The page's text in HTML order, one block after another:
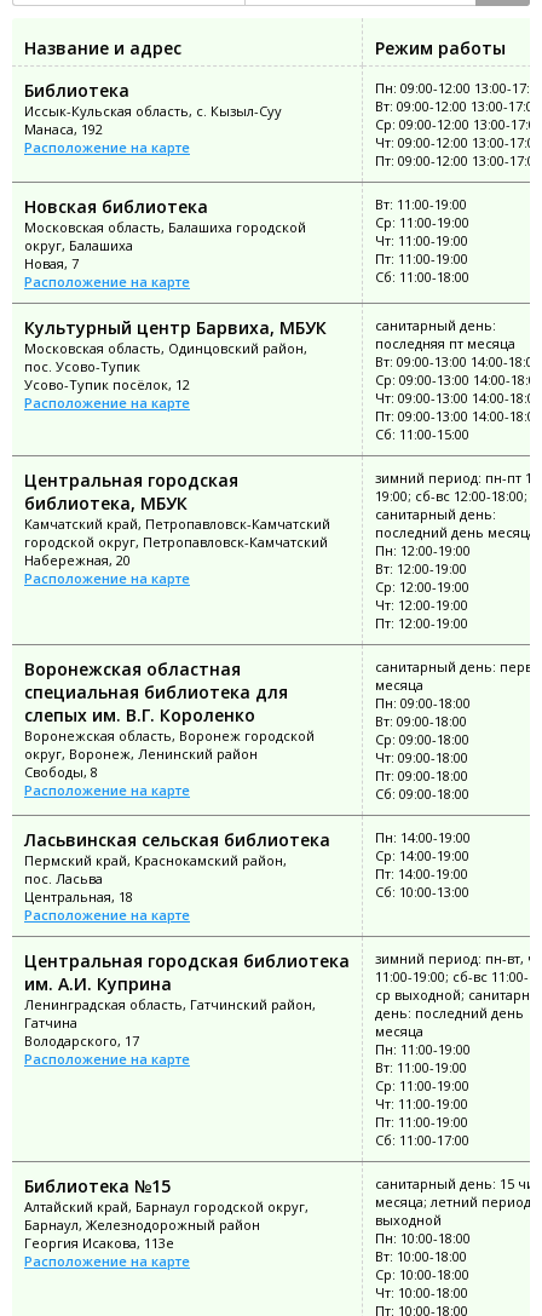
Название и адрес
Режим работы
Библиотека
Иссык-Кульская область, с. Кызыл-Суу
Манаса, 192
Расположение на карте
Пн: 09:00-12:00 13:00-
Вт: 09:00-12:00 13:00-17:00
Ср: 09:00-12:00 13:00-17:00
Чт: 09:00-12:00 13:00-17:00
Пт: 09:00-12:00 13:00-17:00
Новская библиотека
Московская область, Балашиха городской
округ, Балашиха
Новая, 7
Расположение на карте
Вт: 11:00-19:00
Ср: 11:00-19:00
Чт: 11:00-19:00
Пт: 11:00-19:00
Сб: 11:00-18:00
Культурный центр Барвиха, МБУК
Московская область, Одинцовский район,
пос. Усово-Тупик
Усово-Тупик посёлок, 12
Расположение на карте
санитарный день:
последняя пт месяца
Вт: 09:00-13:00 14:00-18:00
Ср: 09:00-13:00 14:00-18:00
Чт: 09:00-13:00 14:00-18:00
Пт: 09:00-13:00 14:00-18:00
Сб: 11:00-15:00
Центральная городская
библиотека, МБУК
Камчатский край, Петропавловск-Камчатский
городской округ, Петропавловск-Камчатский
Набережная, 20
Расположение на карте
зимний период: пн-пт
19:00; сб-вс 12:00-18:00;
санитарный день:
последний день месяца
Пн: 12:00-19:00
Вт: 12:00-19:00
Ср: 12:00-19:00
Чт: 12:00-19:00
Пт: 12:00-19:00
Воронежская областная
специальная библиотека для
слепых им. В.Г. Короленко
Воронежская область, Воронеж городской
округ, Воронеж, Ленинский район
Свободы, 8
Расположение на карте
санитарный день:
месяца
Пн: 09:00-18:00
Вт: 09:00-18:00
Ср: 09:00-18:00
Чт: 09:00-18:00
Пт: 09:00-18:00
Сб: 09:00-18:00
Ласьвинская сельская библиотека
Пермский край, Краснокамский район,
пос. Ласьва
Центральная, 18
Расположение на карте
Пн: 14:00-19:00
Ср: 14:00-19:00
Пт: 14:00-19:00
Сб: 10:00-13:00
Центральная городская библиотека
им. А.И. Куприна
Ленинградская область, Гатчинский район,
Гатчина
Володарского, 17
Расположение на карте
зимний период: пн-вт,
11:00-19:00; сб-вс 11:00-
ср выходной;
день: последний день
месяца
Пн: 11:00-19:00
Вт: 11:00-19:00
Ср: 11:00-19:00
Чт: 11:00-19:00
Пт: 11:00-19:00
Сб: 11:00-17:00
Библиотека №15
Алтайский край, Барнаул городской округ,
Барнаул, Железнодорожный район
Георгия Исакова, 113е
Расположение на карте
санитарный день: 15
месяца; летний период:
выходной
Пн: 10:00-18:00
Вт: 10:00-18:00
Ср: 10:00-18:00
Чт: 10:00-18:00
Пт: 10:00-18:00